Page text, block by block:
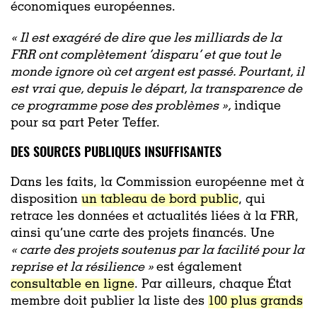
économiques européennes.
« Il est exagéré de dire que les milliards de la
FRR ont complètement ‘disparu’et que tout le
monde ignore où cet argent est passé. Pourtant, il
est vrai que, depuis le départ, la transparence de
ce programme pose des problèmes », indique
pour sa part Peter Teffer.
DES SOURCES PUBLIQUES INSUFFISANTES
Dans les faits, la Commission européenne met à
disposition un tableau de bord public, qui
retrace les données et actualités liées à la FRR,
ainsi qu’une carte des projets financés. Une
« carte des projets soutenus par la facilité pour la
reprise et la résilience » est également
consultable en ligne. Par ailleurs, chaque État
membre doit publier la liste des 100 plus grands